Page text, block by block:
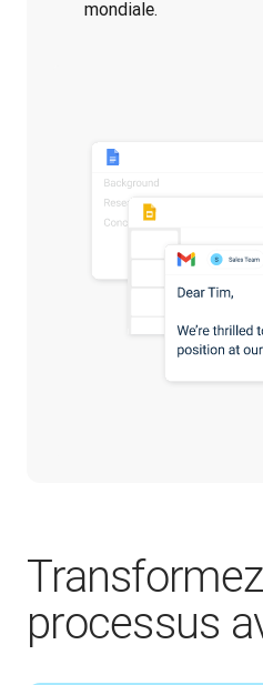
mondiale.
processus